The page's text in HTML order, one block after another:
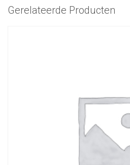
Gerelateerde Producten